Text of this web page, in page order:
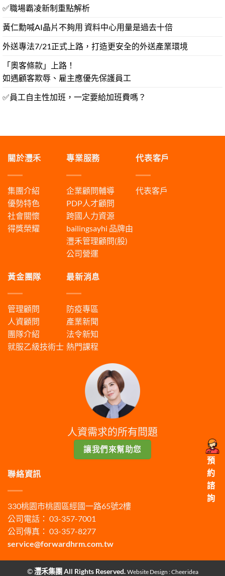
✅職場霸凌新制重點解析
黃仁勳喊AI晶片不夠用 資料中心用量是過去十倍
外送專法7/21正式上路，打造更安全的外送產業環境
「奧客條款」上路！
如遇顧客欺辱、雇主應優先保護員工
✅員工自主性加班，一定要給加班費嗎？
關於灃禾
集團介紹
優勢特色
社會關懷
得獎榮耀
專業服務
企業顧問輔導
PDP人才顧問
跨國人力資源
bailingsayhi 品牌由
灃禾管理顧問(股)
公司營運
代表客戶
代表客戶
黃金團隊
管理顧問
人資顧問
團隊介紹
就服乙級技術士
最新消息
防疫專區
產業新聞
法令新知
熱門課程
人資需求的所有問題
讓我們來幫助您
聯絡資訊
330桃園市桃園區經國一路65號2樓
公司電話： 03-357-7001
公司傳真： 03-357-8277
service@forwardhrm.com.tw
©灃禾集團 All Rights Reserved. Website Design :Cheeridea
預
約
諮
詢